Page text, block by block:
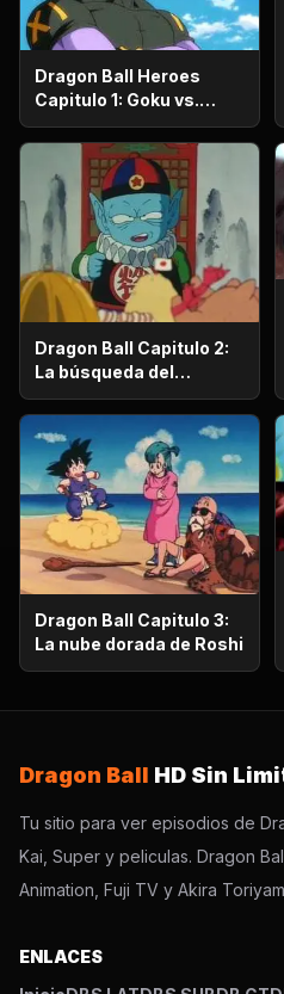
Dragon Ball Heroes
Capitulo 1: Goku vs.
Goku. Inicia una
apasionante batalla en
la prisión planetaria!
Dragon Ball Capitulo 2:
La búsqueda del
emperador
Dragon Ball Capitulo 3:
La nube dorada de Roshi
Dragon Ball HD Sin
Tu sitio para ver episodios de
Kai, Super y peliculas. Dragon
Animation, Fuji TV y Akira
ENLACES